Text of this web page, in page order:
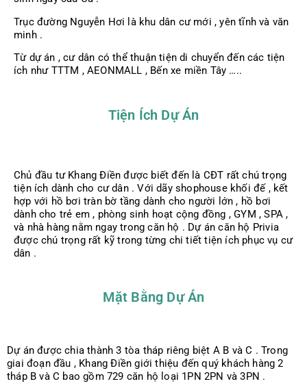
Trục đường Nguyễn Hơi là khu dân cư mới , yên tĩnh và văn
minh .
Từ dự án , cư dân có thể thuận tiện di chuyển đến các tiện
ích như TTTM , AEONMALL , Bến xe miền Tây …..
Tiện Ích Dự Án
Chủ đầu tư Khang Điền được biết đến là CĐT rất chú trọng
tiện ích dành cho cư dân . Với dãy shophouse khối đế , kết
hợp với hồ bơi tràn bờ tầng dành cho người lớn , hồ bơi
dành cho trẻ em , phòng sinh hoạt cộng đồng , GYM , SPA ,
và nhà hàng nằm ngay trong căn hộ . Dự án căn hộ Privia
được chú trọng rất kỹ trong từng chi tiết tiện ích phục vụ cư
dân .
Mặt Bằng Dự Án
Dự án được chia thành 3 tòa tháp riêng biệt A B và C . Trong
giai đoạn đầu , Khang Điền giới thiệu đến quý khách hàng 2
tháp B và C bao gồm 729 căn hộ loại 1PN 2PN và 3PN .